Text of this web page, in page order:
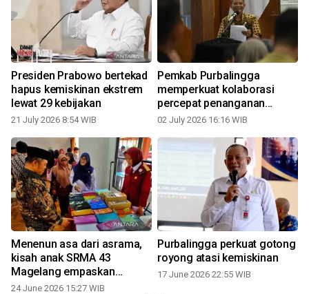
Presiden Prabowo bertekad
hapus kemiskinan ekstrem
lewat 29 kebijakan
21 July 2026 8:54 WIB
Pemkab Purbalingga
memperkuat kolaborasi
percepat penanganan
kemiskinan
02 July 2026 16:16 WIB
Menenun asa dari asrama,
kisah anak SRMA 43
Magelang empaskan
kemiskinan
24 June 2026 15:27 WIB
Purbalingga perkuat gotong
royong atasi kemiskinan
17 June 2026 22:55 WIB